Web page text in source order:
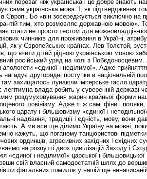
переваг ніж українська і це добре знають
саме українська мова. І, як підтвердження
в Європі. Бо «він зосереджується виключно на
тим, хто розмовляє державною мовою».
стати не просто тестом для можновладців-
чинників для проживання в Україні,
як у Європейських країнах. Лев Толстой,
що вчити дітей рідною українською мовою
російський уряд на чолі з
апологети «єдиної і неділимої». Адже
нагадує другорядні поступки в національній
там захищалось лунаючи імпер­ське гасло
легітимна влада робить у суверенній державі
роздмуховування жарин крайньої форми
шовінізму. Адже ті ж самі фіни і
царату і більшовизму «єдиної і
надбання, традиції і єдність, мову, вони
А ми все ще ділимо Україну на мовні,
кажуть, що поганому танцюристові
ординців, агресивних західних і східних
на розпутті двох цивілізацій Заходу і
«єдиної і неділимої» царської і
свій власний самодостатній шлях до вершин
фатальних помилок у нашій ще ненаписаній